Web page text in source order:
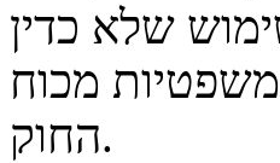
שלא כדין
מכוח
החוק.